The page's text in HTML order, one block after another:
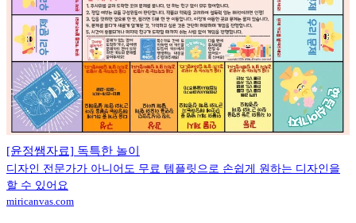
[윤정쌤자료] 독특한 놀이
디자인 전문가가 아니어도 무료 템플릿으로 손쉽게 원하는 디자인을
할 수 있어요
miricanvas.com